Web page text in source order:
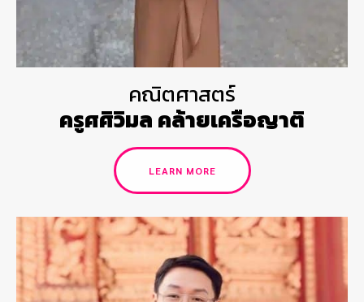
คณิตศาสตร์
ครูศศิวิมล คล้ายเครือญาติ
LEARN MORE